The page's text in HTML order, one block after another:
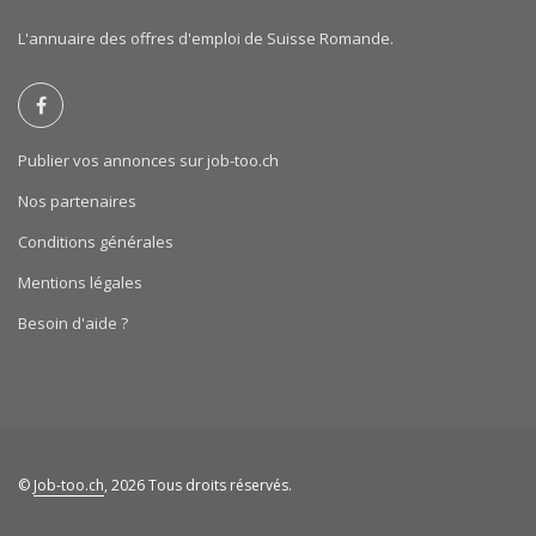
L'annuaire des offres d'emploi de Suisse Romande.
Publier vos annonces sur job-too.ch
Nos partenaires
Conditions générales
Mentions légales
Besoin d'aide ?
© Job-too.ch, 2026 Tous droits réservés.